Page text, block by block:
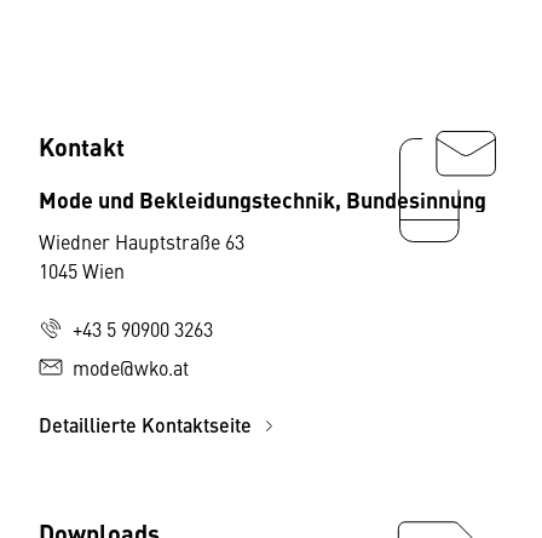
Kontakt
Mode und Bekleidungstechnik, Bundesinnung
Wiedner Hauptstraße 63
1045 Wien
+43 5 90900 3263
mode@wko.at
Detaillierte Kontaktseite